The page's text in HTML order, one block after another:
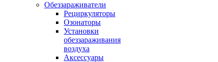
Обеззараживатели
Рециркуляторы
Озонаторы
Установки
обеззараживания
воздуха
Аксессуары